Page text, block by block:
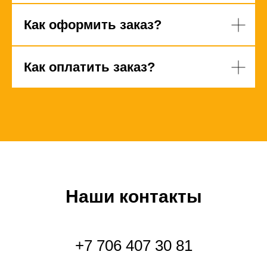
Как оформить заказ?
Как оплатить заказ?
Наши контакты
+7 706 407 30 81